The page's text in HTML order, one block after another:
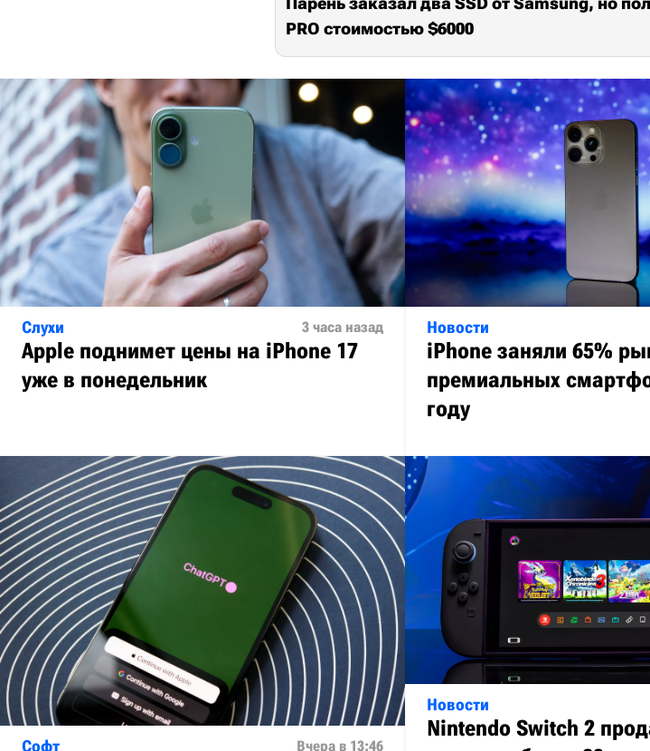
PRO стоимостью $6000
Слухи 3 часа назад
Apple поднимет цены на iPhone 17
уже в понедельник
Новости
iPhone заняли 65%
премиальных
году
Софт Вчера в 13:46
Новости
Nintendo Switch 2